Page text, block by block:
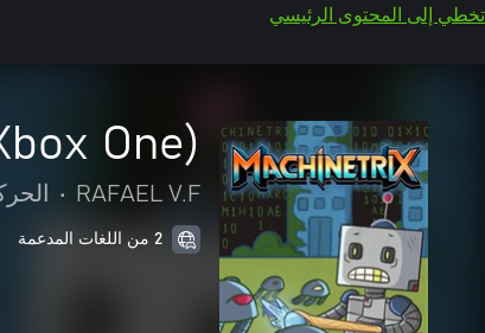
تخطي إلى المحتوى الرئيسي
One)
RAFAEL V.F
•
2 من اللغات المدعمة